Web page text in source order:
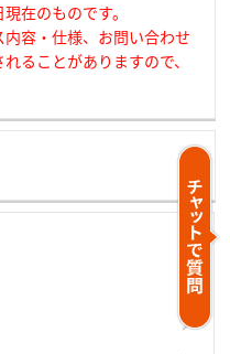
在のものです。
容・仕様、お問い合わせ
ることがありますので、